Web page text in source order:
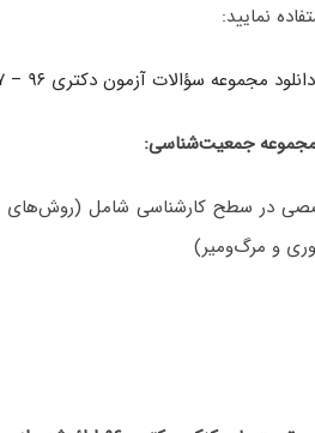
نمایید:
دانلود مجموعه سؤالات آزمون دکتری ۹۶ – ۹۷ مجموعه جمعیت‌شناسی
جمعیت‌شناسی:
در سطح کارشناسی شامل (روش‌های
و مرگ‌ومیر)